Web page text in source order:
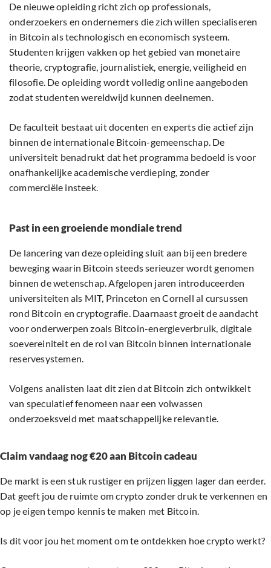
De nieuwe opleiding richt zich op professionals,
onderzoekers en ondernemers die zich willen specialiseren
in Bitcoin als technologisch en economisch systeem.
Studenten krijgen vakken op het gebied van monetaire
theorie, cryptografie, journalistiek, energie, veiligheid en
filosofie. De opleiding wordt volledig online aangeboden
zodat studenten wereldwijd kunnen deelnemen.
De faculteit bestaat uit docenten en experts die actief zijn
binnen de internationale Bitcoin-gemeenschap. De
universiteit benadrukt dat het programma bedoeld is voor
onafhankelijke academische verdieping, zonder
commerciële insteek.
Past in een groeiende mondiale trend
De lancering van deze opleiding sluit aan bij een bredere
beweging waarin Bitcoin steeds serieuzer wordt genomen
binnen de wetenschap. Afgelopen jaren introduceerden
universiteiten als MIT, Princeton en Cornell al cursussen
rond Bitcoin en cryptografie. Daarnaast groeit de aandacht
voor onderwerpen zoals Bitcoin-energieverbruik, digitale
soevereiniteit en de rol van Bitcoin binnen internationale
reservesystemen.
Volgens analisten laat dit zien dat Bitcoin zich ontwikkelt
van speculatief fenomeen naar een volwassen
onderzoeksveld met maatschappelijke relevantie.
Claim vandaag nog €20 aan Bitcoin cadeau
De markt is een stuk rustiger en prijzen liggen lager dan eerder.
Dat geeft jou de ruimte om crypto zonder druk te verkennen en
op je eigen tempo kennis te maken met Bitcoin.
Is dit voor jou het moment om te ontdekken hoe crypto werkt?